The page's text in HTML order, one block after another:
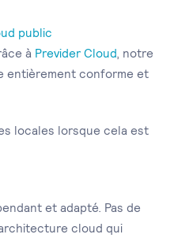
public
à Previder Cloud , notre
entièrement conforme et
locales lorsque cela est
et adapté. Pas de
cloud qui